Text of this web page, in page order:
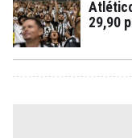
29,90